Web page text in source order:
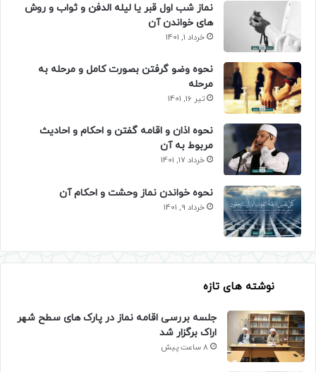
نماز شب اول قبر یا لیله الدفن و ثواب و روش
های خواندن آن
خرداد 1, 1401
نحوه وضو گرفتن بصورت کامل و مرحله به
مرحله
تیر 16, 1401
نحوه اذان و اقامه گفتن و احکام و احادیث
مربوط به آن
خرداد 17, 1401
نحوه خواندن نماز وحشت و احکام آن
خرداد 9, 1401
نوشته های تازه
جلسه بررسی اقامه نماز در پارک های سطح شهر
اراک برگزار شد
8 ساعت پیش